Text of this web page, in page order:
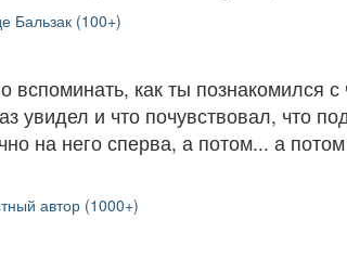
Бальзак (100+)
вспоминать, как ты познакомился с
увидел и что почувствовал, что
на него сперва, а потом... а
автор (1000+)